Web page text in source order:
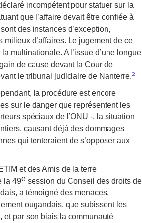
incompétent pour statuer sur la
que l’affaire devait être confiée à
des instances d’exception,
milieux d’affaires. Le jugement de ce
multinationale. A l’issue d’une longue
de cause devant la Cour de
le tribunal judiciaire de Nanterre.2
la procédure est encore
sur le danger que représentent les
spéciaux de l’ONU -, la situation
causant déjà des dommages
qui tenteraient de s’opposer aux
et des Amis de la terre
la 49e session du Conseil des droits de
a témoigné des menaces,
ougandais, que subissent les
et par son biais la communauté